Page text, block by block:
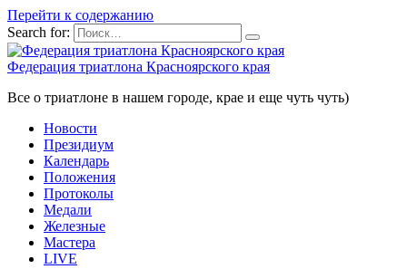
Перейти к содержанию
Search for:
Федерация триатлона Красноярского края
Все о триатлоне в нашем городе, крае и еще чуть чуть)
Новости
Президиум
Календарь
Положения
Протоколы
Медали
Железные
Мастера
LIVE